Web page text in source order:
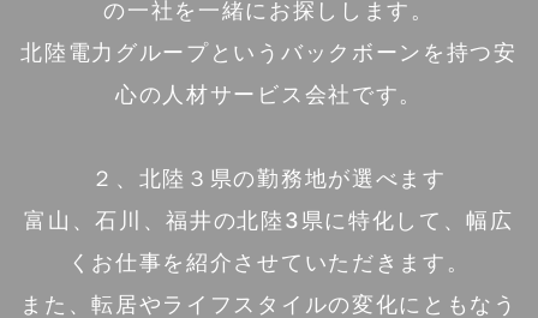
の一社を一緒にお探しします。
北陸電力グループというバックボーンを持つ安
心の人材サービス会社です。
２、北陸３県の勤務地が選べます
富山、石川、福井の北陸3県に特化して、幅広
くお仕事を紹介させていただきます。
また、転居やライフスタイルの変化にともなう